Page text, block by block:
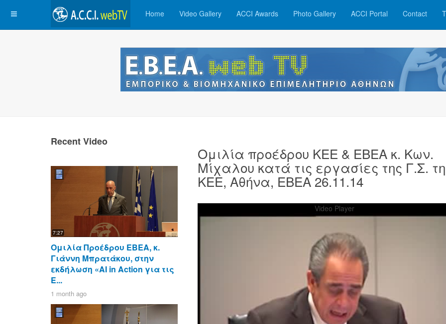
Home Video Gallery ACCI Awards Photo Gallery ACCI Portal Contact
Ομιλία προέδρου ΚΕΕ & ΕΒΕΑ κ. Κων.
Μίχαλου κατά τις εργασίες της Γ.Σ.
ΚΕΕ, Αθήνα, ΕΒΕΑ 26.11.14
Video Player
Recent Video
7:27
Ομιλία Προέδρου ΕΒΕΑ, κ.
Γιάννη Μπρατάκου, στην
εκδήλωση «AI in Action για τις
Ε...
1 month ago